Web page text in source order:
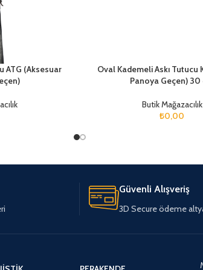
ATG (Aksesuar
Oval Kademeli Askı Tutucu
Panoya Geçen) 30
Butik Mağazacılık
₺0,00
Güvenli Alışveriş
3D Secure ödeme